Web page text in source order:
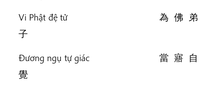
Vi Phật đệ tử 為 佛 弟
子
Đương ngụ tự giác 當 寤 自
覺